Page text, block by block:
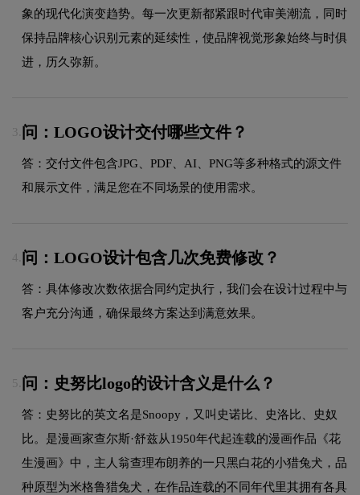
象的现代化演变趋势。每一次更新都紧跟时代审美潮流，同时
保持品牌核心识别元素的延续性，使品牌视觉形象始终与时俱
进，历久弥新。
3. 问：LOGO设计交付哪些文件？
答：交付文件包含JPG、PDF、AI、PNG等多种格式的源文件
和展示文件，满足您在不同场景的使用需求。
4. 问：LOGO设计包含几次免费修改？
答：具体修改次数依据合同约定执行，我们会在设计过程中与
客户充分沟通，确保最终方案达到满意效果。
5. 问：史努比logo的设计含义是什么？
答：史努比的英文名是Snoopy，又叫史诺比、史洛比、史奴
比。是漫画家查尔斯·舒兹从1950年代起连载的漫画作品《花
生漫画》中，主人翁查理布朗养的一只黑白花的小猎兔犬，品
种原型为米格鲁猎兔犬，在作品连载的不同年代里其拥有各具